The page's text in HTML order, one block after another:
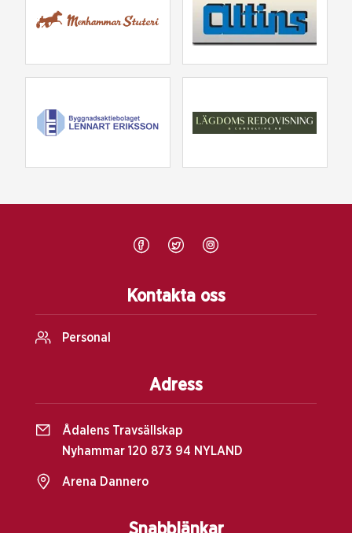
Snabblänkar
Kontakta oss
Personal
Adress
Ådalens Travsällskap
Nyhammar 120 873 94 NYLAND
Arena Dannero